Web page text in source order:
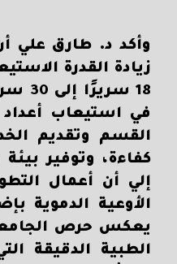
وأكد د. طارق علي
زيادة القدرة
18
في استيعاب أعداد
القسم وتقديم
كفاءة، وتوفير
إلي أن أعمال
يعكس حرص
الطبية الدقيقة